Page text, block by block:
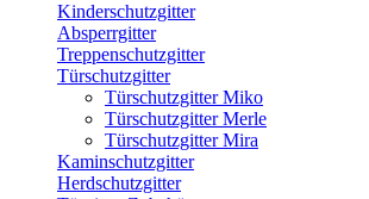
Kinderschutzgitter
Absperrgitter
Treppenschutzgitter
Türschutzgitter
Türschutzgitter Miko
Türschutzgitter Merle
Türschutzgitter Mira
Kaminschutzgitter
Herdschutzgitter